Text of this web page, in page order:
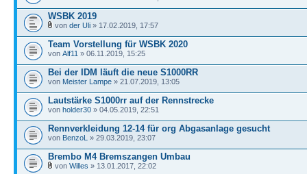
WSBK 2019
von der Uli » 17.02.2019, 17:57
Team Vorstellung für WSBK 2020
von Alf11 » 06.11.2019, 15:25
Bei der IDM läuft die neue S1000RR
von Meister Lampe » 21.07.2019, 13:05
Lautstärke S1000rr auf der Rennstrecke
von holder30 » 04.05.2019, 22:51
Rennverkleidung 12-14 für org Abgasanlage gesucht
von BenzoL » 29.03.2019, 23:07
Brembo M4 Bremszangen Umbau
von Willes » 13.01.2017, 22:02